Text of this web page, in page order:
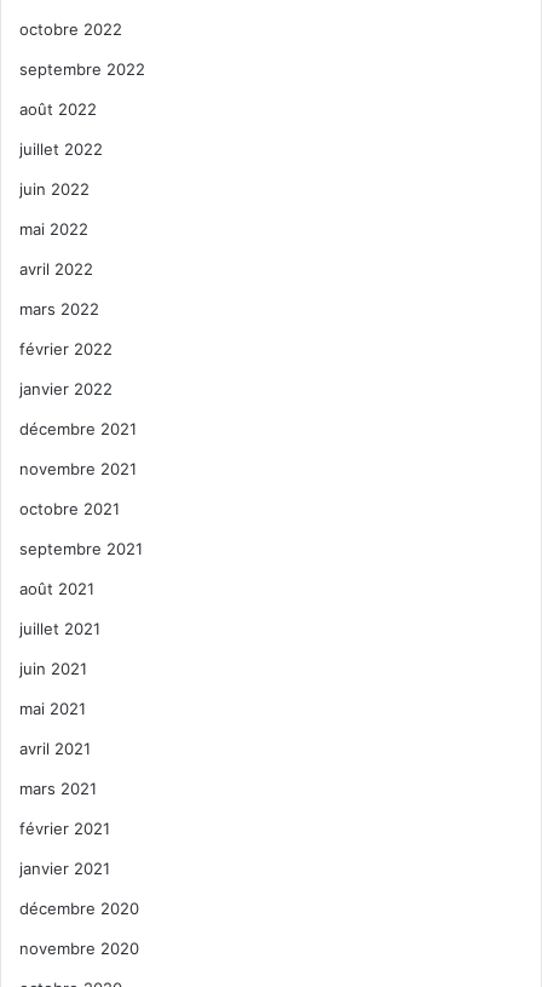
octobre 2022
septembre 2022
août 2022
juillet 2022
juin 2022
mai 2022
avril 2022
mars 2022
février 2022
janvier 2022
décembre 2021
novembre 2021
octobre 2021
septembre 2021
août 2021
juillet 2021
juin 2021
mai 2021
avril 2021
mars 2021
février 2021
janvier 2021
décembre 2020
novembre 2020